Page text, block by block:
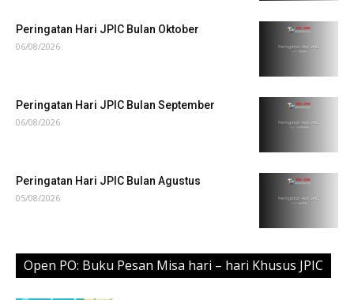
Peringatan Hari JPIC Bulan Oktober
06/08/2026
Peringatan Hari JPIC Bulan September
06/08/2026
Peringatan Hari JPIC Bulan Agustus
05/08/2026
Open PO: Buku Pesan Misa hari – hari Khusus JPIC